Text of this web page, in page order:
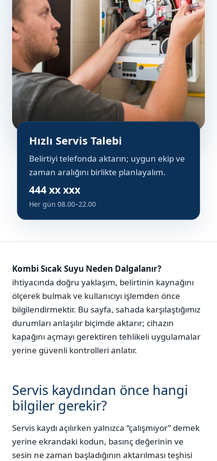
Hızlı Servis Talebi
Belirtiyi telefonda aktarın; uygun ekip ve
zaman aralığını birlikte planlayalım.
444 xx xxx
Her gün 08.00–22.00
Kombi Sıcak Suyu Neden Dalgalanır?
ihtiyacında doğru yaklaşım, belirtinin kaynağını
ölçerek bulmak ve kullanıcıyı işlemden önce
bilgilendirmektir. Bu sayfa, sahada karşılaştığımız
durumları anlaşılır biçimde aktarır; cihazın
kapağını açmayı gerektiren tehlikeli uygulamalar
yerine güvenli kontrolleri anlatır.
Servis kaydından önce hangi
bilgiler gerekir?
Servis kaydı açılırken yalnızca “çalışmıyor” demek
yerine ekrandaki kodun, basınç değerinin ve
sesin ne zaman başladığının aktarılması teşhisi